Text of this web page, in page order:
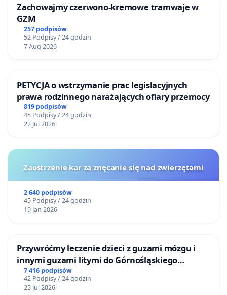
Zachowajmy czerwono-kremowe tramwaje w
GZM
257 podpisów
52 Podpisy / 24 godzin
7 Aug 2026
PETYCJA o wstrzymanie prac legislacyjnych
prawa rodzinnego narażających ofiary przemocy
819 podpisów
45 Podpisy / 24 godzin
22 Jul 2026
Zaostrzenie kar za znęcanie się nad zwierzętami
2 640 podpisów
45 Podpisy / 24 godzin
19 Jan 2026
Przywróćmy leczenie dzieci z guzami mózgu i
innymi guzami litymi do Górnośląskiego
Centrum Zdrowia Dziecka w Katowicach
7 416 podpisów
42 Podpisy / 24 godzin
25 Jul 2026